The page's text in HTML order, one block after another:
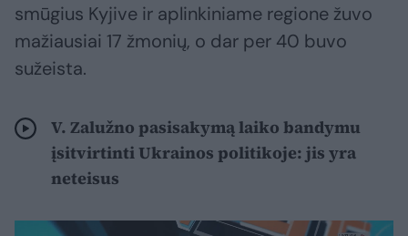
smūgius Kyjive ir aplinkiniame regione žuvo
mažiausiai 17 žmonių, o dar per 40 buvo
sužeista.
V. Zalužno pasisakymą laiko bandymu
įsitvirtinti Ukrainos politikoje: jis yra
neteisus